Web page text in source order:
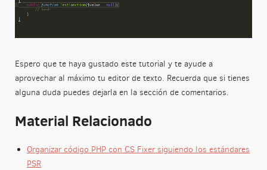
Espero que te haya gustado este tutorial y te ayude a
aprovechar al máximo tu editor de texto. Recuerda que si tienes
alguna duda puedes dejarla en la sección de comentarios.
Material Relacionado
Organizar código PHP con CS Fixer siguiendo los estándares
PSR